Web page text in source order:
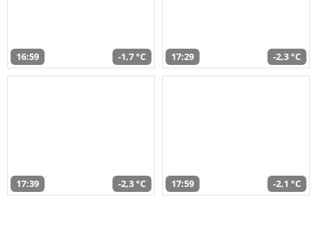
16:59 -1,7 °C 17:29 -2,3 °C
17:39 -2,3 °C 17:59 -2,1 °C